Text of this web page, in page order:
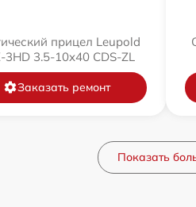
прицел Leupold
3HD 3.5-10x40 CDS-ZL
Заказать ремонт
Показать